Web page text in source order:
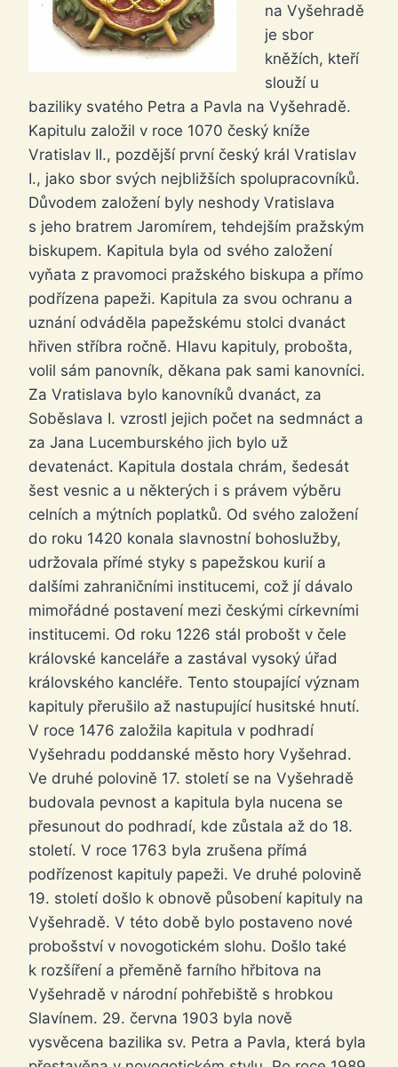
na Vyšehradě
je sbor
kněžích, kteří
slouží u
baziliky svatého Petra a Pavla na Vyšehradě.
Kapitulu založil v roce 1070 český kníže
Vratislav II., pozdější první český král Vratislav
I., jako sbor svých nejbližších spolupracovníků.
Důvodem založení byly neshody Vratislava
s jeho bratrem Jaromírem, tehdejším pražským
biskupem. Kapitula byla od svého založení
vyňata z pravomoci pražského biskupa a přímo
podřízena papeži. Kapitula za svou ochranu a
uznání odváděla papežskému stolci dvanáct
hřiven stříbra ročně. Hlavu kapituly, probošta,
volil sám panovník, děkana pak sami kanovníci.
Za Vratislava bylo kanovníků dvanáct, za
Soběslava I. vzrostl jejich počet na sedmnáct a
za Jana Lucemburského jich bylo už
devatenáct. Kapitula dostala chrám, šedesát
šest vesnic a u některých i s právem výběru
celních a mýtních poplatků. Od svého založení
do roku 1420 konala slavnostní bohoslužby,
udržovala přímé styky s papežskou kurií a
dalšími zahraničními institucemi, což jí dávalo
mimořádné postavení mezi českými církevními
institucemi. Od roku 1226 stál probošt v čele
královské kanceláře a zastával vysoký úřad
královského kancléře. Tento stoupající význam
kapituly přerušilo až nastupující husitské hnutí.
V roce 1476 založila kapitula v podhradí
Vyšehradu poddanské město hory Vyšehrad.
Ve druhé polovině 17. století se na Vyšehradě
budovala pevnost a kapitula byla nucena se
přesunout do podhradí, kde zůstala až do 18.
století. V roce 1763 byla zrušena přímá
podřízenost kapituly papeži. Ve druhé polovině
19. století došlo k obnově působení kapituly na
Vyšehradě. V této době bylo postaveno nové
probošství v novogotickém slohu. Došlo také
k rozšíření a přeměně farního hřbitova na
Vyšehradě v národní pohřebiště s hrobkou
Slavínem. 29. června 1903 byla nově
vysvěcena bazilika sv. Petra a Pavla, která byla